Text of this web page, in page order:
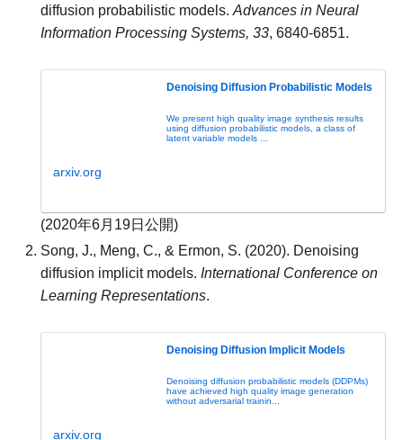
diffusion probabilistic models.Advances in Neural
Information Processing Systems, 33, 6840-6851.
Denoising Diffusion Probabilistic Models
We present high quality image synthesis results
using diffusion probabilistic models, a class of
latent variable models ...
arxiv.org
(2020年6月19日公開)
Song, J., Meng, C., & Ermon, S. (2020). Denoising
diffusion implicit models. International Conference on
Learning Representations.
Denoising Diffusion Implicit Models
Denoising diffusion probabilistic models (DDPMs)
have achieved high quality image generation
without adversarial trainin...
arxiv.org